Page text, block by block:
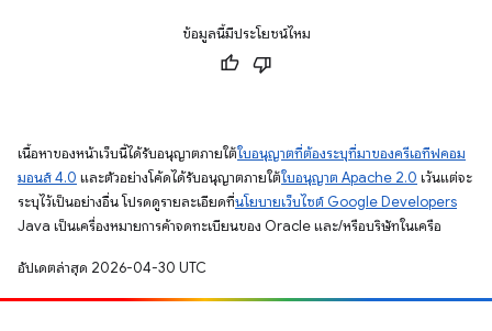
ข้อมูลนี้มีประโยชน์ไหม
เนื้อหาของหน้าเว็บนี้ได้รับอนุญาตภายใต้ใบอนุญาตที่ต้องระบุที่มาของครีเอทีฟคอม
มอนส์ 4.0 และตัวอย่างโค้ดได้รับอนุญาตภายใต้ใบอนุญาต Apache 2.0 เว้นแต่จะ
ระบุไว้เป็นอย่างอื่น โปรดดูรายละเอียดที่นโยบายเว็บไซต์ Google Developers
Java เป็นเครื่องหมายการค้าจดทะเบียนของ Oracle และ/หรือบริษัทในเครือ
อัปเดตล่าสุด 2026-04-30 UTC